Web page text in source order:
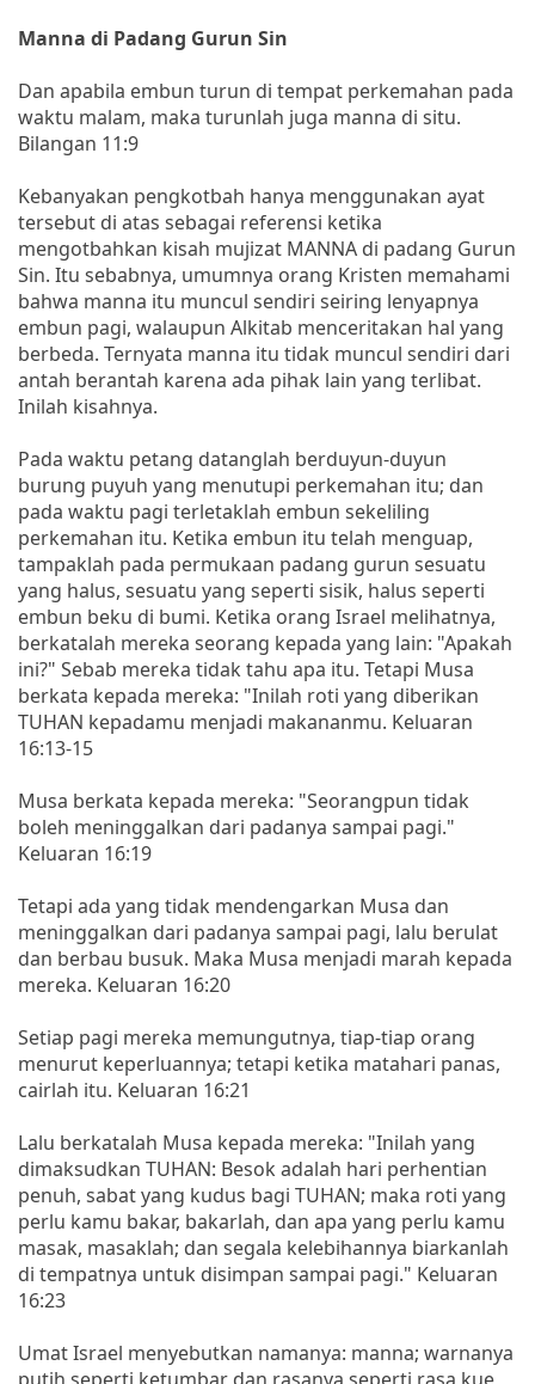
Manna di Padang Gurun Sin
Dan apabila embun turun di tempat perkemahan pada
waktu malam, maka turunlah juga manna di situ.
Bilangan 11:9
Kebanyakan pengkotbah hanya menggunakan ayat
tersebut di atas sebagai referensi ketika
mengotbahkan kisah mujizat MANNA di padang Gurun
Sin. Itu sebabnya, umumnya orang Kristen memahami
bahwa manna itu muncul sendiri seiring lenyapnya
embun pagi, walaupun Alkitab menceritakan hal yang
berbeda. Ternyata manna itu tidak muncul sendiri dari
antah berantah karena ada pihak lain yang terlibat.
Inilah kisahnya.
Pada waktu petang datanglah berduyun-duyun
burung puyuh yang menutupi perkemahan itu; dan
pada waktu pagi terletaklah embun sekeliling
perkemahan itu. Ketika embun itu telah menguap,
tampaklah pada permukaan padang gurun sesuatu
yang halus, sesuatu yang seperti sisik, halus seperti
embun beku di bumi. Ketika orang Israel melihatnya,
berkatalah mereka seorang kepada yang lain: "Apakah
ini?" Sebab mereka tidak tahu apa itu. Tetapi Musa
berkata kepada mereka: "Inilah roti yang diberikan
TUHAN kepadamu menjadi makananmu. Keluaran
16:13-15
Musa berkata kepada mereka: "Seorangpun tidak
boleh meninggalkan dari padanya sampai pagi."
Keluaran 16:19
Tetapi ada yang tidak mendengarkan Musa dan
meninggalkan dari padanya sampai pagi, lalu berulat
dan berbau busuk. Maka Musa menjadi marah kepada
mereka. Keluaran 16:20
Setiap pagi mereka memungutnya, tiap-tiap orang
menurut keperluannya; tetapi ketika matahari panas,
cairlah itu. Keluaran 16:21
Lalu berkatalah Musa kepada mereka: "Inilah yang
dimaksudkan TUHAN: Besok adalah hari perhentian
penuh, sabat yang kudus bagi TUHAN; maka roti yang
perlu kamu bakar, bakarlah, dan apa yang perlu kamu
masak, masaklah; dan segala kelebihannya biarkanlah
di tempatnya untuk disimpan sampai pagi." Keluaran
16:23
Umat Israel menyebutkan namanya: manna; warnanya
putih seperti ketumbar dan rasanya seperti rasa kue